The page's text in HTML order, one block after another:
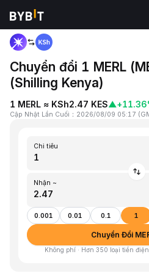
Trang chủ
Chuyển đổi 1 MERL
(Shilling Kenya)
1 MERL ≈ KSh2.47 KES▲
Cập Nhật Lần Cuối ： 2026/08/09 05:17 (
Chi tiêu
Nhận ~
0.001 0.01 0.1 1
Chuyển Đổi
Không phí · Hơn 350 loại tiền